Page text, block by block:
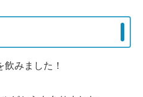
みました！